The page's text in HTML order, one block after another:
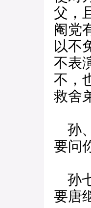
父，
阉党
以不
不表
不，
救舍
孙
要问
孙
要唐